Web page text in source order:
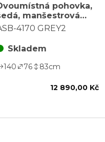
pohovka,
manšestrová
ASB-4170 GREY2
4170 GREY2
Skladem
140 76 83cm
12 890,00 Kč